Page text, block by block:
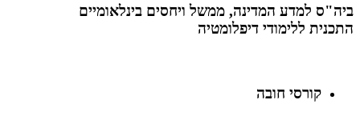
ביה"ס למדע המדינה, ממשל ויחסים בינלאומיים
​התכנית ללימודי דיפלומטיה
קורסי חובה